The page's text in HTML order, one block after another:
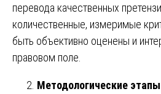
перевода качественных
количественные, измеримые
быть объективно оценены и
правовом поле.
Методологические